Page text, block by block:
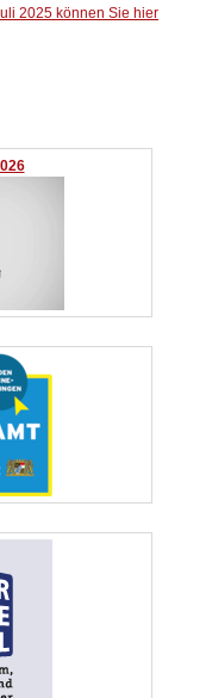
2025 können Sie hier